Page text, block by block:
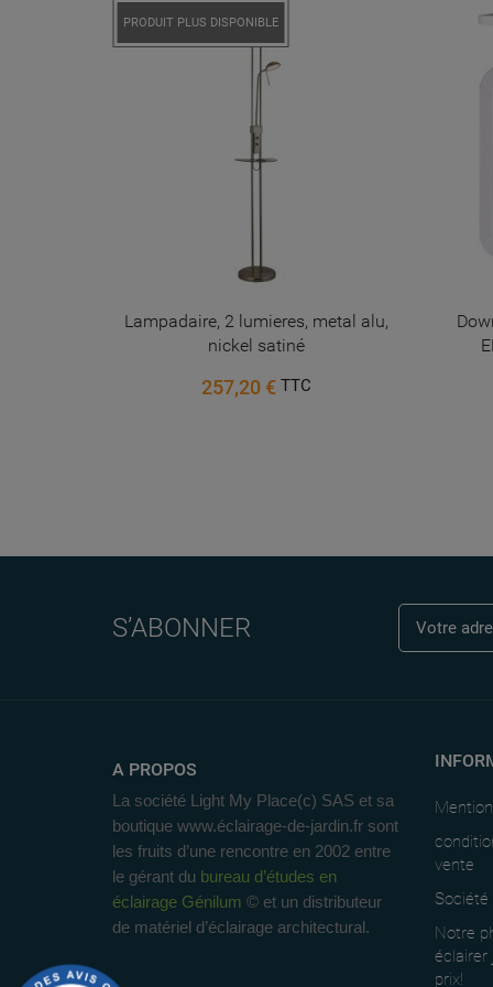
PRODUIT PLUS DISPONIBLE
Lampadaire, 2 lumieres, metal alu,
nickel satiné
257,20 €TTC
S’ABONNER
A PROPOS
La société Light My Place(c) SAS et sa
boutique www.éclairage-de-jardin.fr sont
les fruits d’une rencontre en 2002 entre
le gérant du bureau d’études en
éclairage Génilum © et un distributeur
de matériel d’éclairage architectural.
vente
Société
Notre
éclairer
prix!